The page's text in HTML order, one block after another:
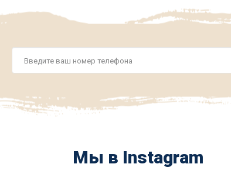
*
Мы в Instagram